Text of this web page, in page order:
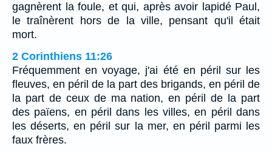
gagnèrent la foule, et qui, après avoir lapidé Paul,
le traînèrent hors de la ville, pensant qu'il était
mort.
2 Corinthiens 11:26
Fréquemment en voyage, j'ai été en péril sur les
fleuves, en péril de la part des brigands, en péril de
la part de ceux de ma nation, en péril de la part
des païens, en péril dans les villes, en péril dans
les déserts, en péril sur la mer, en péril parmi les
faux frères.